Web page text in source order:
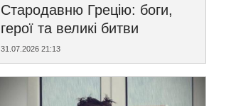
Стародавню Грецію: боги,
герої та великі битви
31.07.2026 21:13